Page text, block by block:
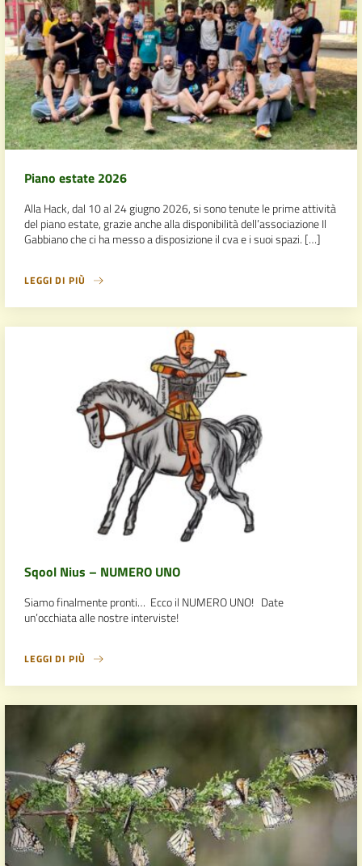
Piano estate 2026
Alla Hack, dal 10 al 24 giugno 2026, si sono tenute le prime attività
del piano estate, grazie anche alla disponibilità dell’associazione Il
Gabbiano che ci ha messo a disposizione il cva e i suoi spazi. […]
LEGGI DI PIÙ
Sqool Nius – NUMERO UNO
Siamo finalmente pronti… Ecco il NUMERO UNO! Date
un’occhiata alle nostre interviste!
LEGGI DI PIÙ